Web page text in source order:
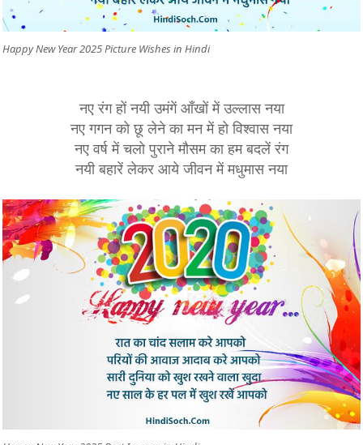
Happy New Year 2025 Picture Wishes in Hindi
नए रंग हों नयी उमंगें आँखों में उल्लास नया
नए गगन को छू लेने का मन में हो विश्वास नया
नए वर्ष में चलो पुराने मौसम का हम बदलें रंग
नयी बहारें लेकर आये जीवन में मधुमास नया